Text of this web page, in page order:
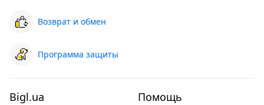
Возврат и обмен
Программа защиты
Bigl.ua Помощь